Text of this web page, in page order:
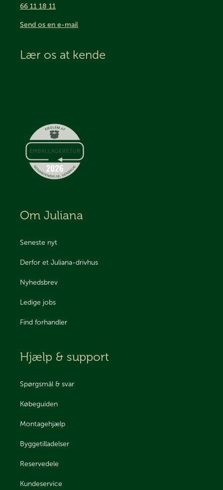
66 11 18 11
Send os en e-mail
Lær os at kende
Om Juliana
Seneste nyt
Derfor et Juliana-drivhus
Nyhedsbrev
Ledige jobs
Find forhandler
Hjælp & support
Spørgsmål & svar
Købeguiden
Montagehjælp
Byggetilladelser
Reservedele
Kundeservice